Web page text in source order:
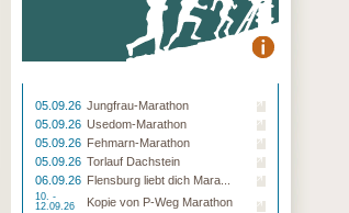
05.09.26 Jungfrau-Marathon
05.09.26 Usedom-Marathon
05.09.26 Fehmarn-Marathon
05.09.26 Torlauf Dachstein
06.09.26 Flensburg liebt dich Mara...
10. -
12.09.26
Kopie von P-Weg Marathon